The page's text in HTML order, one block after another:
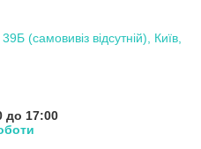
(самовивіз відсутній), Київ,
до 17:00